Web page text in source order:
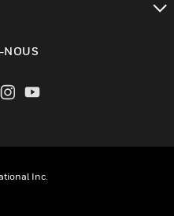
NOUS
Inc.